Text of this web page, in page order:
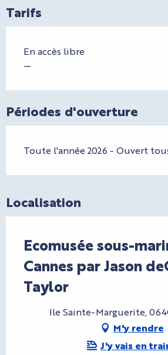
Tarifs
En accès libre
—
Périodes d'ouverture
Toute l'année 2026 - Ouvert
Localisation
Ecomusée sous-
Cannes par Jason
Taylor
Ile Sainte-Marguerite,
M'y rendre
J'y vais en